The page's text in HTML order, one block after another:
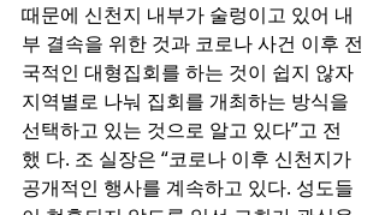
때문에 신천지 내부가 술렁이고 있어 내
부 결속을 위한 것과 코로나 사건 이후 전
국적인 대형집회를 하는 것이 쉽지 않자
지역별로 나눠 집회를 개최하는 방식을
선택하고 있는 것으로 알고 있다”고 전
했 다. 조 실장은 “코로나 이후 신천지가
공개적인 행사를 계속하고 있다. 성도들